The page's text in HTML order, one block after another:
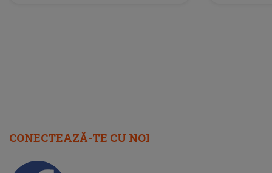
CONECTEAZĂ-TE CU NOI